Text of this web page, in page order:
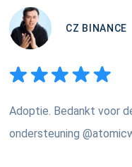
CZ BINANCE
Adoptie. Bedankt voor
ondersteuning